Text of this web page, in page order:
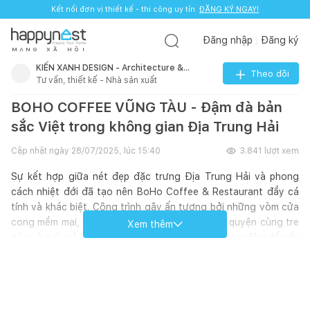
Kết nối đơn vị thiết kế - thi công uy tín. ĐĂNG KÝ NGAY!
M Ạ N G X Ã H Ộ I
Đăng nhập Đăng ký
KIẾN XANH DESIGN - Architecture &
Interior
Tư vấn, thiết kế - Nhà sản xuất
Theo dõi
BOHO COFFEE VŨNG TÀU - Đậm đà bản
sắc Việt trong không gian Địa Trung Hải
Cập nhật ngày 28/07/2025, lúc 15:40 3.841 lượt xem
Sự kết hợp giữa nét đẹp đặc trưng Địa Trung Hải và phong
cách nhiệt đới đã tạo nên BoHo Coffee & Restaurant đầy cá
tính và khác biệt. Công trình gây ấn tượng bởi những vòm cửa
cong mềm mại, gam màu ấm áp đặc trưng, hòa quyện cùng tre
nứa và mái giả rơm – những vật liệu mộc mạc mang đậm dấu ấn
Xem thêm